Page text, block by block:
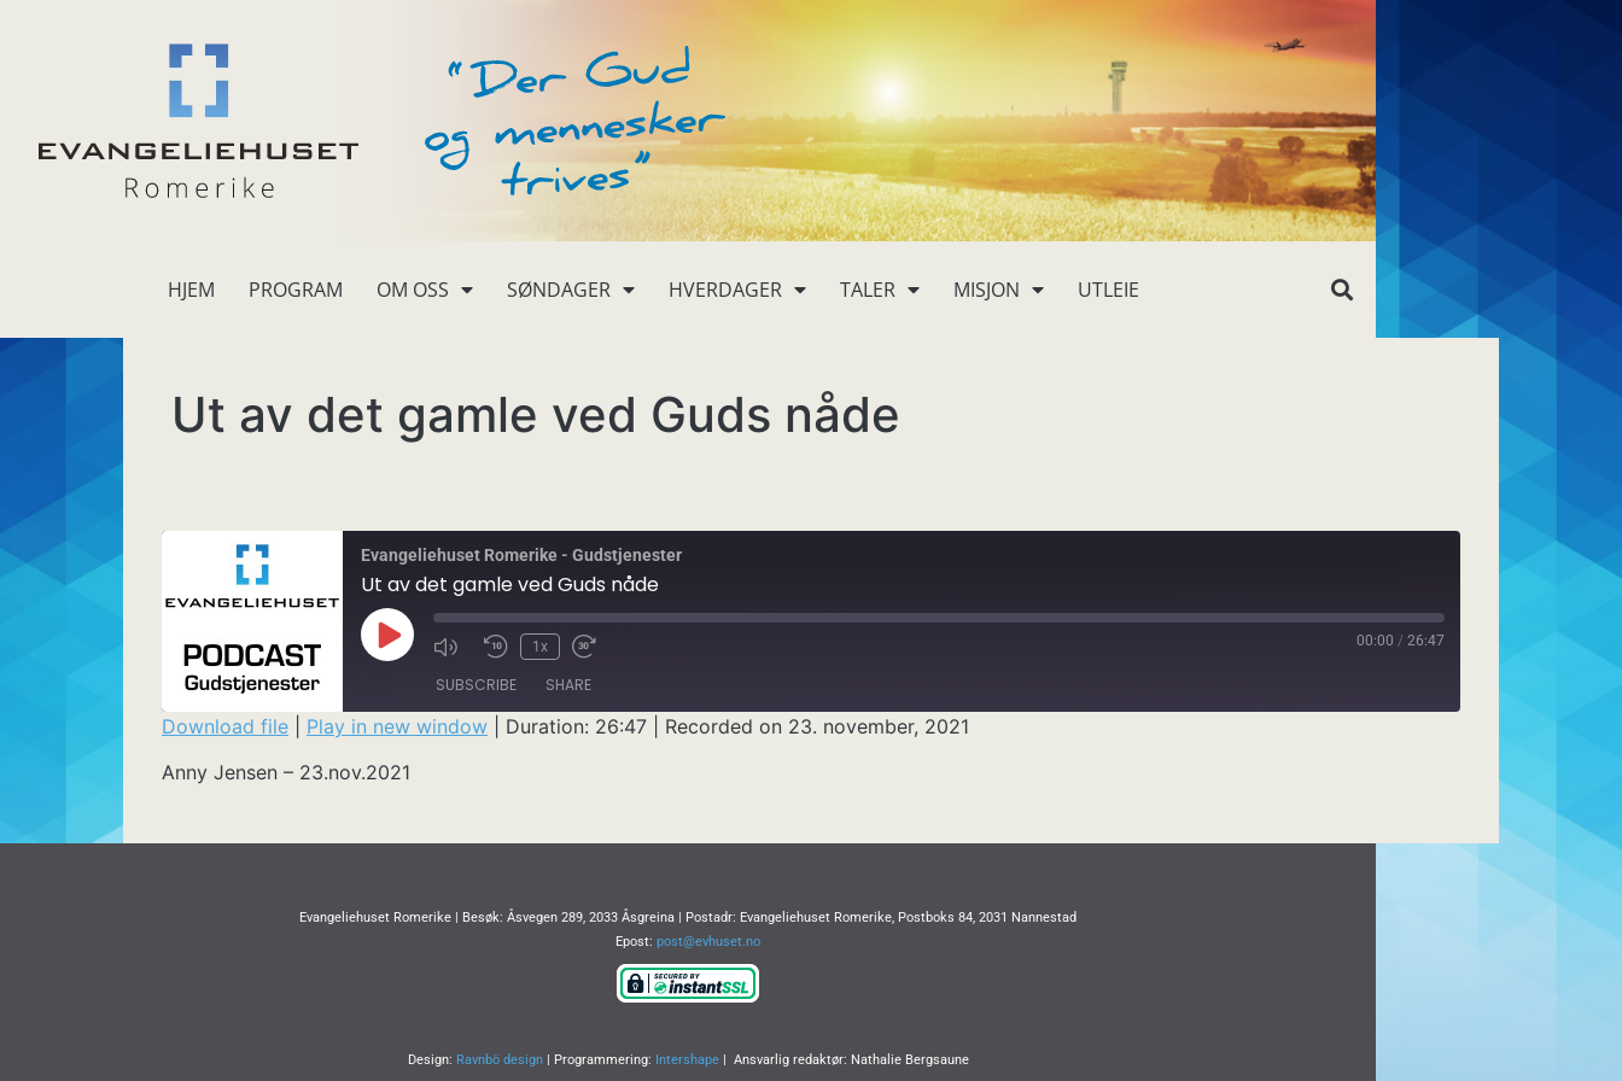
HJEM PROGRAM OM OSS SØNDAGER HVERDAGER TALER MISJON UTLEIE
Ut av det gamle ved Guds nåde
Evangeliehuset Romerike - Gudstjenester
Ut av det gamle ved Guds nåde
1x 00:00 / 26:47
SUBSCRIBE SHARE
RSS FEED
SHARE
Download file Play in new window Duration: 26:47
Recorded on 23. november, 2021
Anny Jensen – 23.nov.2021
Evangeliehuset Romerike | Besøk: Åsvegen 289, 2033 Åsgreina | Postadr: Evangeliehuset Romerike, Postboks 84, 2031 Nannestad
Epost: post@evhuset.no
Design: Ravnbö design| Programmering: Intershape| Ansvarlig redaktør: Nathalie Bergsaune